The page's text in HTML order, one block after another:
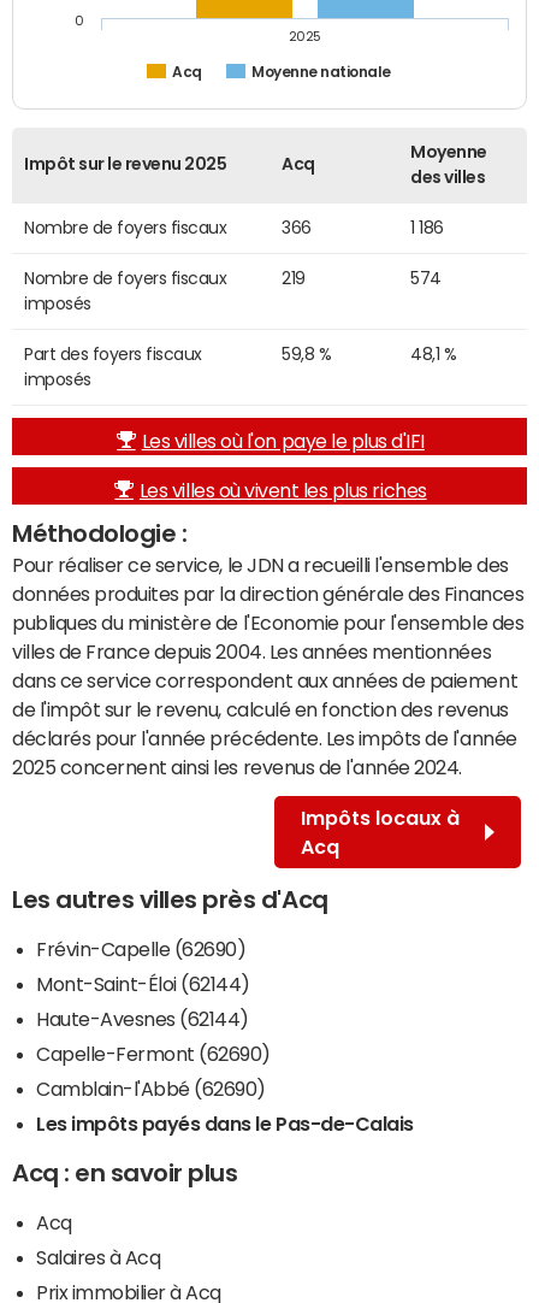
Acq Moyenne nationale
2025
0
Impôt sur le revenu 2025 Acq
Moyenne
des villes
Nombre de foyers fiscaux 366 1 186
Nombre de foyers fiscaux
imposés
219 574
Part des foyers fiscaux
imposés
59,8 % 48,1 %
Les villes où l'on paye le plus d'IFI
Les villes où vivent les plus riches
Méthodologie :
Pour réaliser ce service, le JDN a recueilli l'ensemble des
données produites par la direction générale des Finances
publiques du ministère de l'Economie pour l'ensemble des
villes de France depuis 2004. Les années mentionnées
dans ce service correspondent aux années de paiement
de l'impôt sur le revenu, calculé en fonction des revenus
déclarés pour l'année précédente. Les impôts de l'année
2025 concernent ainsi les revenus de l'année 2024.
Impôts locaux à
Acq
Les autres villes près d'Acq
Frévin-Capelle (62690)
Mont-Saint-Éloi (62144)
Haute-Avesnes (62144)
Capelle-Fermont (62690)
Camblain-l'Abbé (62690)
Les impôts payés dans le Pas-de-Calais
Acq : en savoir plus
Acq
Salaires à Acq
Prix immobilier à Acq